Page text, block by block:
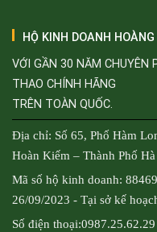
HỘ KINH DOANH
VỚI GẦN 30 NĂM CHUYÊN
THAO CHÍNH HÃNG
TRÊN TOÀN QUỐC.
Địa chỉ: Số 65, Phố Hàm
Hoàn Kiếm – Thành Phố
Mã số hộ kinh doanh:
26/09/2023 - Tại sở kế
Số điện